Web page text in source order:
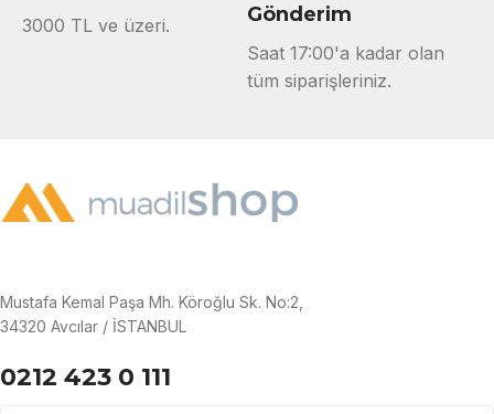
3000 TL ve üzeri.
Gönderim
Saat 17:00'a kadar olan
tüm siparişleriniz.
Mustafa Kemal Paşa Mh. Köroğlu Sk. No:2,
34320 Avcılar / İSTANBUL
0212 423 0 111